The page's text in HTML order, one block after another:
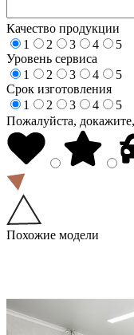
Качество продукции
1
2 3 4
5
Уровень сервиса
1
2 3 4
5
Срок изготовления
1
2 3 4
5
Пожалуйста,
Похожие модели